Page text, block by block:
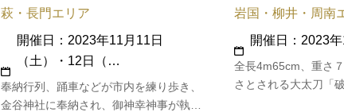
奉納行列、踊車などが市内を練り歩き、
金谷神社に奉納され、御神幸神事が執り
萩・長門エリア
開催日：2023年11月11日
（土）・12日（…
全長4m65cm、重さ
さとされる大太刀「
岩国・柳井・周南
開催日：2023